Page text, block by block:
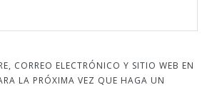
CORREO ELECTRÓNICO Y SITIO WEB EN
LA PRÓXIMA VEZ QUE HAGA UN